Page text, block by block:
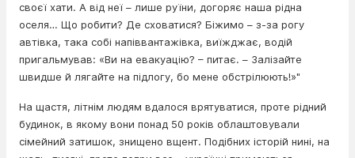
своєї хати. А від неї – лише руїни, догоряє наша рідна
оселя… Що робити? Де сховатися? Біжимо – з-за рогу
автівка, така собі напіввантажівка, виїжджає, водій
пригальмував: «Ви на евакуацію? – питає. – Залізайте
швидше й лягайте на підлогу, бо мене обстрілюють!»"
На щастя, літнім людям вдалося врятуватися, проте рідний
будинок, в якому вони понад 50 років облаштовували
сімейний затишок, знищено вщент. Подібних історій нині, на